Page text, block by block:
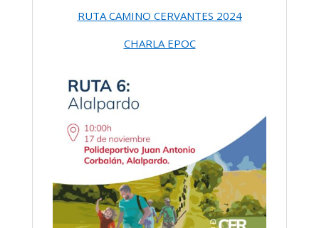
RUTA CAMINO CERVANTES 2024
CHARLA EPOC